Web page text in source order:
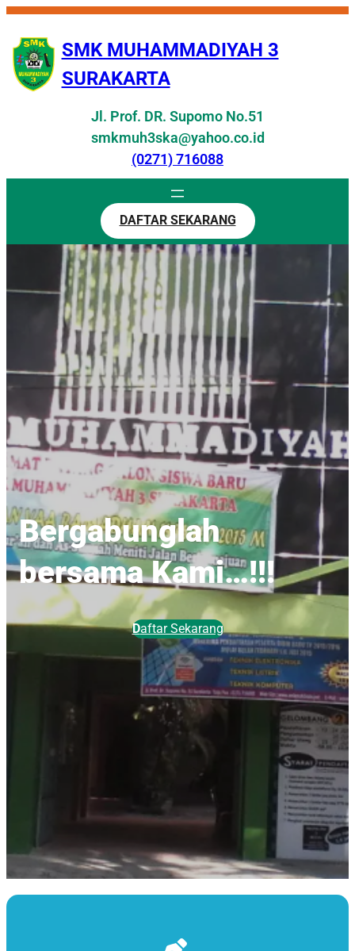
Skip
content
SMK MUHAMMADIYAH 3
SURAKARTA
Jl. Prof. DR. Supomo No.51
smkmuh3ska@yahoo.co.id
(0271) 716088
DAFTAR SEKARANG
Bergabunglah
bersama Kami…!!!
Daftar Sekarang